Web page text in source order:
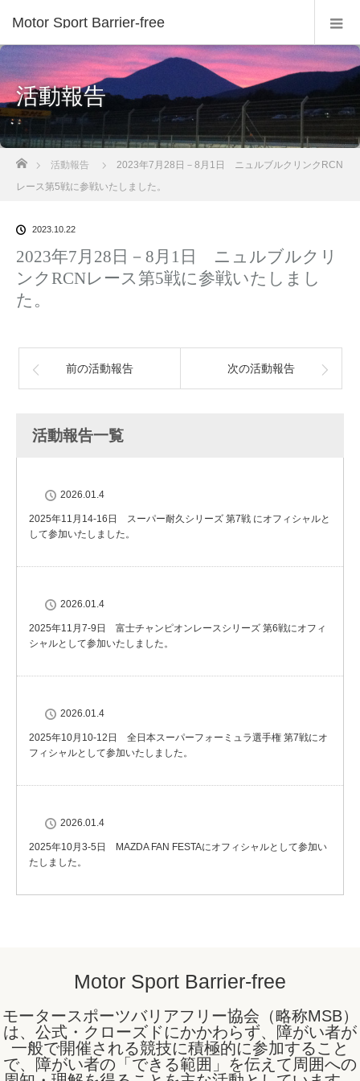
Motor Sport Barrier-free
活動報告
ホーム
活動報告
2023年7月28日－8月1日 ニュルブルクリンクRCN
レース第5戦に参戦いたしました。
2023.10.22
2023年7月28日－8月1日 ニュルブルクリ
ンクRCNレース第5戦に参戦いたしまし
た。
前の活動報告 次の活動報告
活動報告一覧
2026.01.4
2025年11月14-16日 スーパー耐久シリーズ 第7戦 にオフィシャルと
して参加いたしました。
2026.01.4
2025年11月7-9日 富士チャンピオンレースシリーズ 第6戦にオフィ
シャルとして参加いたしました。
2026.01.4
2025年10月10-12日 全日本スーパーフォーミュラ選手権 第7戦にオ
フィシャルとして参加いたしました。
2026.01.4
2025年10月3-5日 MAZDA FAN FESTAにオフィシャルとして参加い
たしました。
Motor Sport Barrier-free
モータースポーツバリアフリー協会（略称MSB）
は、公式・クローズドにかかわらず、障がい者が
一般で開催される競技に積極的に参加すること
で、障がい者の「できる範囲」を伝えて周囲への